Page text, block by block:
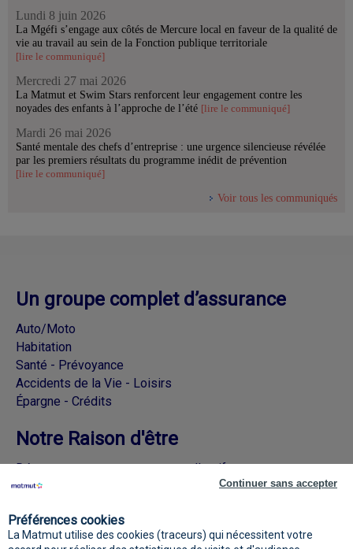
Lundi 8 juin 2026
La Mgéfi s’engage aux côtés de Mercure local en faveur de la qualité de
vie au travail au sein de la Fonction publique territoriale
[lire le communiqué]
Mercredi 27 mai 2026
La Matmut et Swim Stars renforcent leur engagement contre les
noyades des enfants à l’approche de l’été [lire le communiqué]
Mardi 26 mai 2026
Santé mentale des chefs d’entreprise : une urgence silencieuse révélée
par les premiers résultats du programme inédit de prévention
[lire le communiqué]
Voir tous les communiqués
Un groupe complet d’assurance
Auto/Moto
Habitation
Santé - Prévoyance
Accidents de la Vie - Loisirs
Épargne - Crédits
Notre Raison d'être
Découvrez nos engagements collectifs
sociaux
Préférences cookies
La Matmut utilise des cookies (traceurs) qui nécessitent votre
Continuer sans accepter